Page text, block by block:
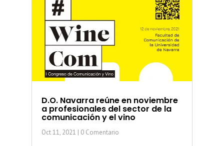
D.O. Navarra reúne en noviembre
a profesionales del sector de la
comunicación y el vino
Oct 11, 2021 | 0 Comentario